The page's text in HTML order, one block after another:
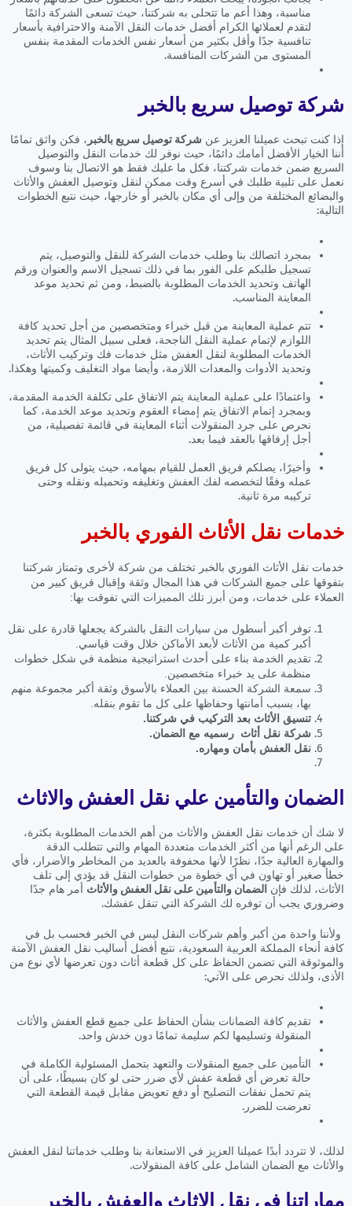
مناسبة، وهذا أعم ما تتحلى به شركتنا، حيث تسعى الشركة دائمًا
لتقدم لعملائها الكرام أفضل خدمات النقل الآمنة والاحترافية بأسعار
تنافسية جدًا وأقل بكثير من أسعار نفس الخدمات المقدمة بنفس
المستوى من الشركات المنافسة.
شركة توصيل سريع بالخبر
إذا كنت تبحث عميلنا العزيز عن شركة توصيل سريع بالخبر ، فكن واثق تمامًا
أننا الخيار الأفضل أمامك دائمًا، حيث نوفر لك خدمات النقل والتوصيل
السريع ضمن خدمات شركتنا، فكل ما عليك فقط هو الاتصال بنا وسوف
نعمل على تلبية طلبك في أسرع وقت ممكن لنقل وتوصيل العفش والأثاث
والبضائع المختلفة من وإلى أي مكان بالخبر أو خارجها، حيث نتبع الخطوات
التالية:
بمجرد اتصالك بنا وطلب خدمات الشركة للنقل والتوصيل، يتم
تسجيل طلبكم على الفور بما في ذلك تسجيل الاسم والعنوان ورقم
الهاتف وتحديد الخدمات المطلوبة بالضبط، ومن ثم تحديد موعد
المعاينة المناسب.
تتم عملية المعاينة من قبل خبراء ومتخصصين من أجل تحديد كافة
اللوازم لإتمام عملية النقل الناجحة، فعلى سبيل المثال يتم تحديد
الخدمات المطلوبة لنقل العفش مثل خدمات فك وتركيب الأثاث،
وتحديد الأدوات والمعدات اللازمة، وأيضا مواد التغليف وكميتها وهكذا.
واعتمادًا على عملية المعاينة يتم الاتفاق على تكلفة الخدمة المقدمة،
وبمجرد إتمام الاتفاق يتم إمضاء العقوم وتحديد موعد الخدمة، كما
نحرص على جرد المنقولات أثناء المعاينة في قائمة تفصيلية، من
أجل إرفاقها بالعقد فيما بعد.
وأخيرًا، يصلكم فريق العمل للقيام بمهامه، حيث يتولى كل فريق
عمله وفقًا لتخصصه لفك العفش وتغليفه وتحميله ونقله وحتى
تركيبه مرة ثانية.
خدمات نقل الأثاث الفوري بالخبر
خدمات نقل الأثاث الفوري بالخبر تختلف من شركة لأخرى وتمتاز شركتنا
بتفوقها على جميع الشركات في هذا المجال وثقة وإقبال فريق كبير من
العملاء على خدمات، ومن أبرز تلك المميزات التي تفوقت بها:
توفر أكبر أسطول من سيارات النقل بالشركة يجعلها قادرة على نقل
أكبر كمية من الأثاث لأبعد الأماكن خلال وقت قياسي.
تقديم الخدمة بناء على أحدث استراتيجية منظمة في شكل خطوات
منظمة على يد خبراء متخصصين.
سمعة الشركة الحسنة بين العملاء بالأسوق وثقة أكبر مجموعة منهم
بها، بسبب أمانتها وحفاظها على كل ما تقوم بنقله.
تنسيق الأثاث بعد التركيب في شركتنا.
شركة نقل أثاث رسميه مع الضمان.
نقل العفش بأمان ومهاره.
الضمان والتأمين علي نقل العفش والاثاث
لا شك أن خدمات نقل العفش والأثاث من أهم الخدمات المطلوبة بكثرة،
على الرغم أنها من أكثر الخدمات متعددة المهام والتي تتطلب الدقة
والمهارة العالية جدًا، نظرًا لأنها محفوفة بالعديد من المخاطر والأضرار، فأي
خطأ صغير أو تهاون في أي خطوة من خطوات النقل قد يؤدي إلى تلف
الأثاث، لذلك فإن الضمان والتأمين على نقل العفش والأثاث أمر هام جدًا
وضروري يجب أن توفره لك الشركة التي تنقل عفشك.
ولأننا واحدة من أكبر وأهم شركات النقل ليس في الخبر فحسب بل في
كافة أنحاء المملكة العربية السعودية، نتبع أفضل أساليب نقل العفش الآمنة
والموثوقة التي تضمن الحفاظ على كل قطعة أثاث دون تعرضها لأي نوع من
الأذى، ولذلك نحرص على الآتي:
تقديم كافة الضمانات بشأن الحفاظ على جميع قطع العفش والأثاث
المنقولة وتسليمها لكم سليمة تمامًا دون خدش واحد.
التأمين على جميع المنقولات والتعهد بتحمل المسئولية الكاملة في
حالة تعرض أي قطعة عفش لأي ضرر حتى لو كان بسيطًا، على أن
يتم تحمل نفقات التصليح أو دفع تعويض مقابل قيمة القطعة التي
تعرضت للضرر.
لذلك، لا تتردد أبدًا عميلنا العزيز في الاستعانة بنا وطلب خدماتنا لنقل العفش
والأثاث مع الضمان الشامل على كافة المنقولات.